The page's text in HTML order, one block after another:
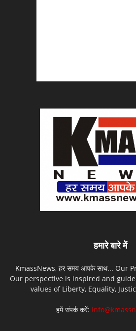
हमारे बारे में
KmassNews, हर समय आपके साथ... Our
Our perspective is inspired and
values of Liberty, Equality,
हमें संपर्क करें: